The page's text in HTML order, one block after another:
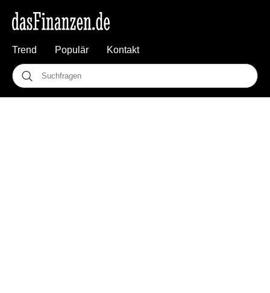
Trend Populär Kontakt